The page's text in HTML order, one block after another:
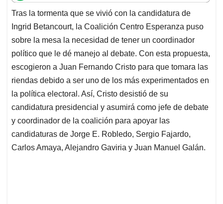
t
s
A
p
p
e
b
o
o
k
k
e
d
I
n
i
l
e
a
d
s
Tras la tormenta que se vivió con la candidatura de
Ingrid Betancourt, la Coalición Centro Esperanza puso
sobre la mesa la necesidad de tener un coordinador
político que le dé manejo al debate. Con esta propuesta,
escogieron a Juan Fernando Cristo para que tomara las
riendas debido a ser uno de los más experimentados en
la política electoral. Así, Cristo desistió de su
candidatura presidencial y asumirá como jefe de debate
y coordinador de la coalición para apoyar las
candidaturas de Jorge E. Robledo, Sergio Fajardo,
Carlos Amaya, Alejandro Gaviria y Juan Manuel Galán.